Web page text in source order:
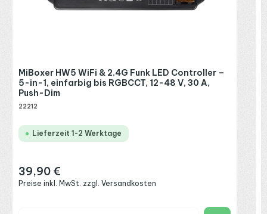
MiBoxer HW5 WiFi & 2.4G Funk LED Controller –
5-in-1, einfarbig bis RGBCCT, 12-48 V, 30 A,
Push-Dim
22212
Lieferzeit 1-2 Werktage
Regulärer Preis:
39,90 €
Preise inkl. MwSt. zzgl. Versandkosten